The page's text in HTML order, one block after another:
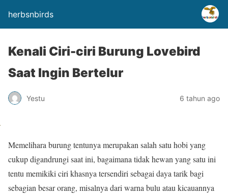
herbsnbirds
Kenali Ciri-ciri Burung Lovebird
Saat Ingin Bertelur
Yestu 6 tahun ago
Memelihara burung tentunya merupakan salah satu hobi yang
cukup digandrungi saat ini, bagaimana tidak hewan yang satu ini
tentu memikiki ciri khasnya tersendiri sebagai daya tarik bagi
sebagian besar orang, misalnya dari warna bulu atau kicauannya